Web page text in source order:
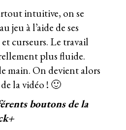
intuitive, on se
jeu à l’aide de ses
curseurs. Le travail
plus fluide.
main. On devient alors
la vidéo ! 🙂